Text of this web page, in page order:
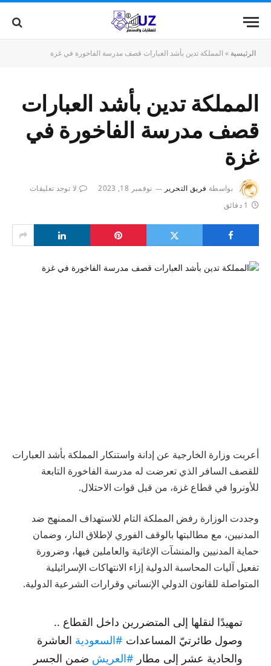
الرئيسية » المملكة تدين بأشد العبارات قصف مدرسة الفاخورة في غزة
المملكة تدين بأشد العبارات
قصف مدرسة الفاخورة في
غزة
بواسطة فريق التحرير نوفمبر 18, 2023
لا توجد تعليقات
1 دقائق
أعربت وزارة الخارجية عن إدانة واستنكار المملكة بأشد العبارات
للقصف السافر الذي تعرضت له مدرسة الفاخورة التابعة
للأونروا في قطاع غزة، من قبل قوات الاحتلال.
وجددت الوزارة رفض المملكة التام للاستهداف الممنهج ضد
المدنيين، مع مطالبتها بالوقف الفوري لإطلاق النار، وضمان
حماية المدنيين والمنشآت الإغاثية والعاملين فيها، وضرورة
تفعيل آليات المحاسبة الدولية إزاء الانتهاكات الإسرائيلية
المتواصلة للقانون الدولي الإنساني وقرارات الشرعية الدولية.
تمهيدًا لنقلها إلى المتضررين داخل القطاع ..
وصول طائرتيّ المساعدات #السعودية العاشرة
والحادية عشر إلى مطار #العريش ضمن الجسر